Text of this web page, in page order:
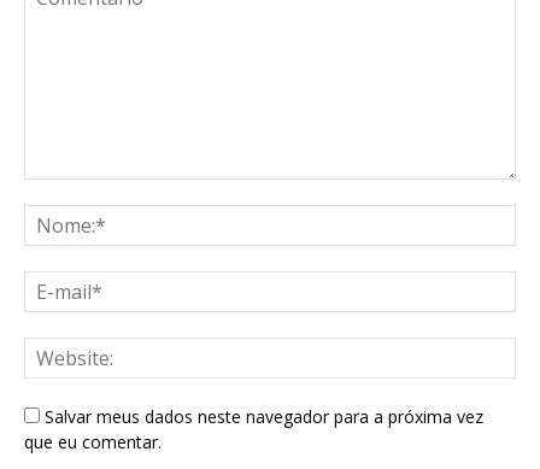
Salvar meus dados neste navegador para a próxima vez
que eu comentar.